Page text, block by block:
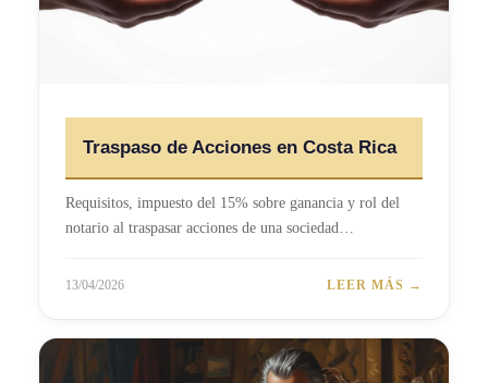
Traspaso de Acciones en Costa Rica
Requisitos, impuesto del 15% sobre ganancia y rol del
notario al traspasar acciones de una sociedad…
13/04/2026 LEER MÁS →